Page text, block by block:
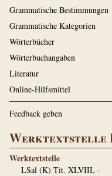
Grammatische Bestimmungen
Grammatische Kategorien
Wörterbücher
Wörterbuchangaben
Literatur
Online-Hilfsmittel
Feedback geben
Werktextstelle
Werktextstelle
LSal (K) Tit. XLVIII, -